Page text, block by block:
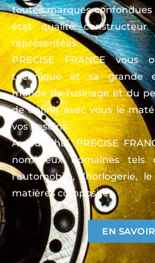
toutes marques
état qualité constructeur
représentées.
PRECISE FRANCE vous
technique et sa grande
monde de l’usinage et du
de définir avec vous le
vos besoins.
Aujourd’hui, PRECISE
nombreux domaines tels
l’automobile, l’horlogerie,
matières composites.
EN